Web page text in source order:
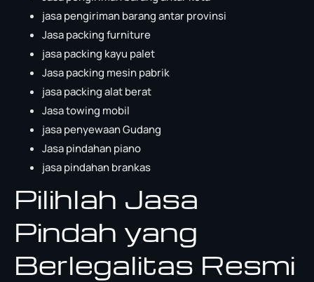
jasa pengiriman barang antar provinsi
Jasa packing furniture
jasa packing kayu palet
Jasa packing mesin pabrik
jasa packing alat berat
Jasa towing mobil
jasa penyewaan Gudang
Jasa pindahan piano
jasa pindahan brankas
Pilihlah Jasa
Pindah yang
Berlegalitas Resmi